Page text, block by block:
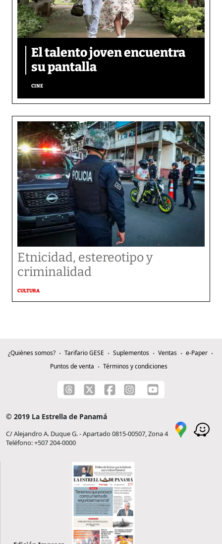
El talento joven encuentra
su pantalla​
CINE
Etnicidad, estereotipo y
criminalidad
CULTURA
¿Quiénes somos? Tarifario GESE Suplementos Ventas
e-Paper
Puntos de venta
Términos y condiciones
© 2019 La Estrella de Panamá
C/ Alejandro A. Duque G. - Apartado 0815-00507, Zona 4
Teléfono: +507 204-0000